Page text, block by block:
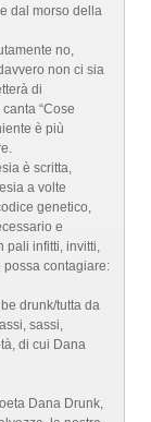
dal morso della
no,
non ci sia
di
“Cose
è più
è scritta,
a volte
genetico,
e
pali infitti, invitti,
contagiare:
drunk/tutta da
sassi,
di cui Dana
Dana Drunk,